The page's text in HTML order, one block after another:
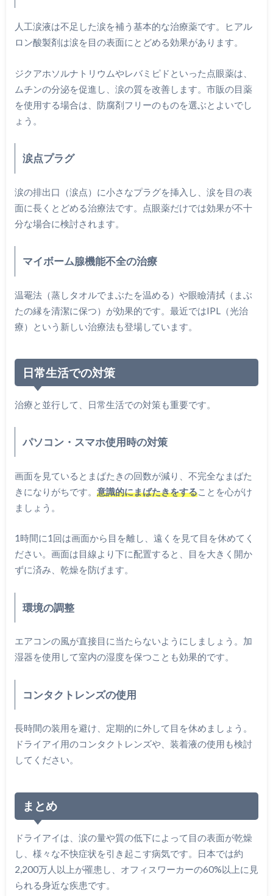
人工涙液は不足した涙を補う基本的な治療薬です。ヒアル
ロン酸製剤は涙を目の表面にとどめる効果があります。
ジクアホソルナトリウムやレバミピドといった点眼薬は、
ムチンの分泌を促進し、涙の質を改善します。市販の目薬
を使用する場合は、防腐剤フリーのものを選ぶとよいでし
ょう。
涙点プラグ
涙の排出口（涙点）に小さなプラグを挿入し、涙を目の表
面に長くとどめる治療法です。点眼薬だけでは効果が不十
分な場合に検討されます。
マイボーム腺機能不全の治療
温罨法（蒸しタオルでまぶたを温める）や眼瞼清拭（まぶ
たの縁を清潔に保つ）が効果的です。最近ではIPL（光治
療）という新しい治療法も登場しています。
日常生活での対策
治療と並行して、日常生活での対策も重要です。
パソコン・スマホ使用時の対策
画面を見ているとまばたきの回数が減り、不完全なまばた
きになりがちです。 意識的にまばたきをすることを心がけ
ましょう。
1時間に1回は画面から目を離し、遠くを見て目を休めてく
ださい。画面は目線より下に配置すると、目を大きく開か
ずに済み、乾燥を防げます。
環境の調整
エアコンの風が直接目に当たらないようにしましょう。加
湿器を使用して室内の湿度を保つことも効果的です。
コンタクトレンズの使用
長時間の装用を避け、定期的に外して目を休めましょう。
ドライアイ用のコンタクトレンズや、装着液の使用も検討
してください。
まとめ
ドライアイは、涙の量や質の低下によって目の表面が乾燥
し、様々な不快症状を引き起こす病気です。日本では約
2,200万人以上が罹患し、オフィスワーカーの60%以上に見
られる身近な疾患です。